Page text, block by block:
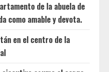
de la abuela de
como amable y devota.
en el centro de la